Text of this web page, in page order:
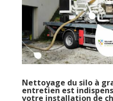
Nettoyage du silo à
entretien est
votre installation de